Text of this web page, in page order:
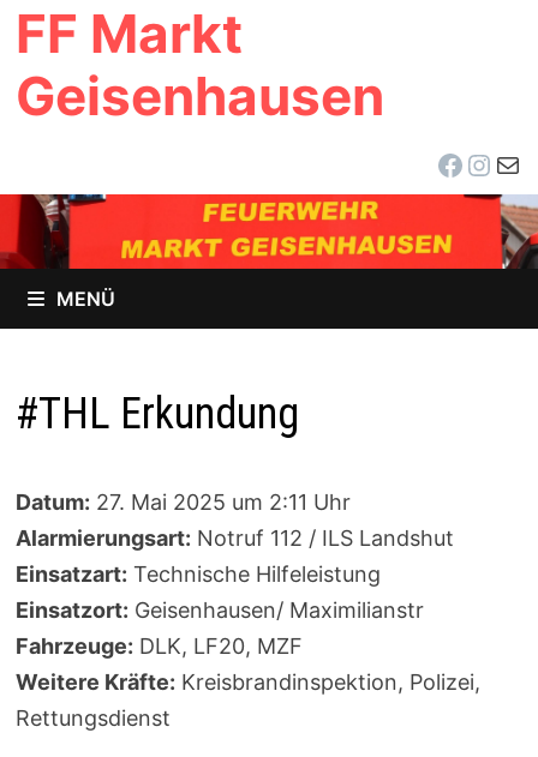
Zum
Inhalt
springen
FF Markt
Geisenhausen
E-
MENÜ
#THL Erkundung
Datum: 27. Mai 2025 um 2:11 Uhr
Alarmierungsart: Notruf 112 / ILS Landshut
Einsatzart: Technische Hilfeleistung
Einsatzort: Geisenhausen/ Maximilianstr
Fahrzeuge: DLK, LF20, MZF
Weitere Kräfte: Kreisbrandinspektion, Polizei,
Rettungsdienst